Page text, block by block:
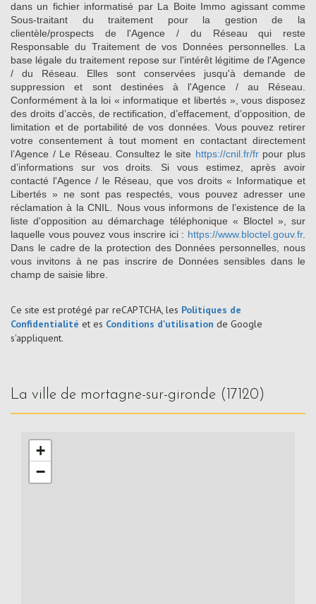
dans un fichier informatisé par La Boite Immo agissant comme
Sous-traitant du traitement pour la gestion de la
clientèle/prospects de l'Agence / du Réseau qui reste
Responsable du Traitement de vos Données personnelles. La
base légale du traitement repose sur l'intérêt légitime de l'Agence
/ du Réseau. Elles sont conservées jusqu'à demande de
suppression et sont destinées à l'Agence / au Réseau.
Conformément à la loi « informatique et libertés », vous disposez
des droits d’accès, de rectification, d’effacement, d’opposition, de
limitation et de portabilité de vos données. Vous pouvez retirer
votre consentement à tout moment en contactant directement
l’Agence / Le Réseau. Consultez le site https://cnil.fr/frpour plus
d’informations sur vos droits. Si vous estimez, après avoir
contacté l'Agence / le Réseau, que vos droits « Informatique et
Libertés » ne sont pas respectés, vous pouvez adresser une
réclamation à la CNIL. Nous vous informons de l’existence de la
liste d'opposition au démarchage téléphonique « Bloctel », sur
laquelle vous pouvez vous inscrire ici : https://www.bloctel.gouv.fr.
Dans le cadre de la protection des Données personnelles, nous
vous invitons à ne pas inscrire de Données sensibles dans le
champ de saisie libre.
Ce site est protégé par reCAPTCHA, les Politiques de
Confidentialité et es Conditions d'utilisation de Google
s'appliquent.
la ville de mortagne-sur-gironde (17120)
+
−